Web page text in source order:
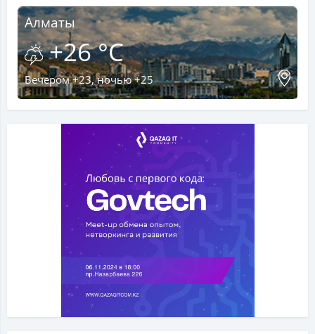
Алматы
+26 °C
Вечером +23, ночью +25